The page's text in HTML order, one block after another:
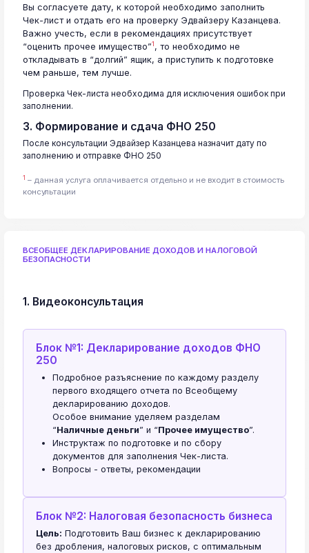
Вы согласуете дату, к которой необходимо заполнить
Чек-лист и отдать его на проверку Эдвайзеру Казанцева.
Важно учесть, если в рекомендациях присутствует
“оценить прочее имущество”1, то необходимо не
откладывать в “долгий” ящик, а приступить к подготовке
чем раньше, тем лучше.
Проверка Чек-листа необходима для исключения ошибок при
заполнении.
3. Формирование и сдача ФНО 250
После консультации Эдвайзер Казанцева назначит дату по
заполнению и отправке ФНО 250
1 – данная услуга оплачивается отдельно и не входит в стоимость
консультации
ВСЕОБЩЕЕ ДЕКЛАРИРОВАНИЕ ДОХОДОВ И НАЛОГОВОЙ
БЕЗОПАСНОСТИ
1. Видеоконсультация
Блок №1: Декларирование доходов ФНО
250
Подробное разъяснение по каждому разделу
первого входящего отчета по Всеобщему
декларированию доходов.
Особое внимание уделяем разделам
“Наличные деньги” и “Прочее имущество”.
Инструктаж по подготовке и по сбору
документов для заполнения Чек-листа.
Вопросы - ответы, рекомендации
Блок №2: Налоговая безопасность бизнеса
Цель: Подготовить Ваш бизнес к декларированию
без дробления, налоговых рисков, с оптимальным